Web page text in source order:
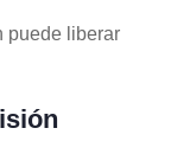
puede liberar